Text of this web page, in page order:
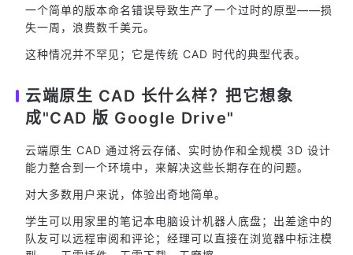
一个简单的版本命名错误导致生产了一个过时的原型——损
失一周，浪费数千美元。
这种情况并不罕见；它是传统 CAD 时代的典型代表。
云端原生 CAD 长什么样？把它想象
成"CAD 版 Google Drive"
云端原生 CAD 通过将云存储、实时协作和全规模 3D 设计
能力整合到一个环境中，来解决这些长期存在的问题。
对大多数用户来说，体验出奇地简单。
学生可以用家里的笔记本电脑设计机器人底盘；出差途中的
队友可以远程审阅和评论；经理可以直接在浏览器中标注模